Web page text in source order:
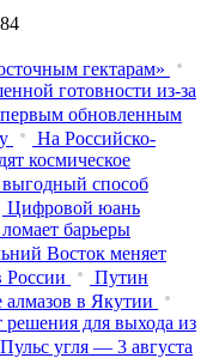
гектарам»
готовности из‑за
обновленным
На Российско-
космическое
способ
Цифровой юань
барьеры
Восток меняет
России
Путин
алмазов в Якутии
для выхода из
Пульс угля — 3 августа